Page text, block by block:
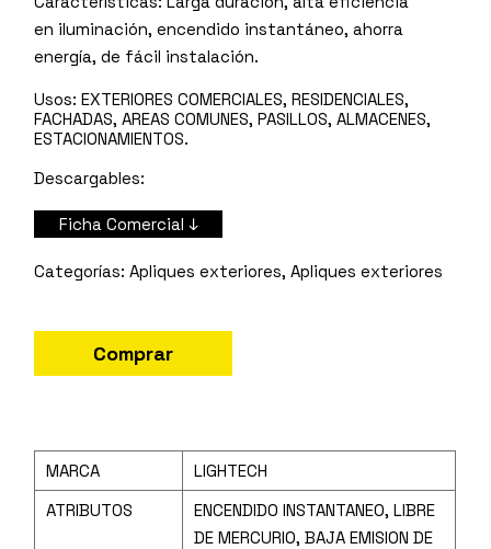
en iluminación, encendido instantáneo, ahorra
energía, de fácil instalación.
Usos:EXTERIORES COMERCIALES, RESIDENCIALES,
FACHADAS, AREAS COMUNES, PASILLOS, ALMACENES,
ESTACIONAMIENTOS.
Descargables:
Ficha Comercial ↓
Apliques exteriores,Apliques exteriores
Comprar
MARCA
LIGHTECH
ATRIBUTOS
ENCENDIDO INSTANTANEO, LIBRE
DE MERCURIO, BAJA EMISION DE